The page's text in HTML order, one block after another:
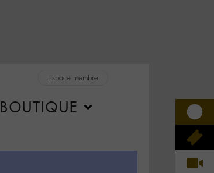
Espace membre
BOUTIQUE